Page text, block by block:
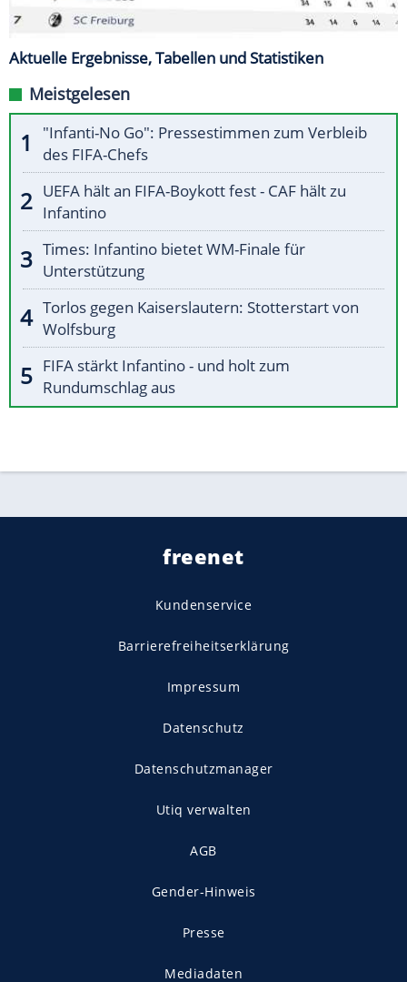
Aktuelle Ergebnisse, Tabellen und Statistiken
Meistgelesen
"Infanti-No Go": Pressestimmen zum Verbleib
des FIFA-Chefs
UEFA hält an FIFA-Boykott fest - CAF hält zu
Infantino
Times: Infantino bietet WM-Finale für
Unterstützung
Torlos gegen Kaiserslautern: Stotterstart von
Wolfsburg
FIFA stärkt Infantino - und holt zum
Rundumschlag aus
freenet
Kundenservice
Barrierefreiheitserklärung
Impressum
Datenschutz
Datenschutzmanager
Utiq verwalten
AGB
Gender-Hinweis
Presse
Mediadaten